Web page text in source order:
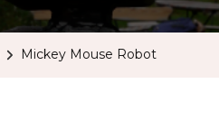
Mickey Mouse Robot